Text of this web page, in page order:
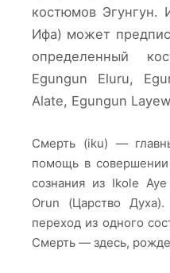
костюмов Эгунгун.
Ифа) может
определенный
Egungun Eluru,
Alate, Egungun
Смерть (iku) —
помощь в совершении
сознания из Ikole
Orun (Царство
переход из одного
Смерть — здесь,